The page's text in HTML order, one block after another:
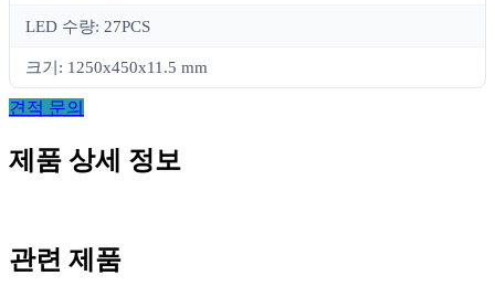
LED 수량: 27PCS
크기: 1250x450x11.5 mm
견적 문의
제품 상세 정보
관련 제품